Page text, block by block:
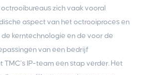
zich vaak vooral
aspect van het octrooiproces en
kerntechnologie en de voor de
van een bedrijf
TMC’s IP-team een stap verder. Het